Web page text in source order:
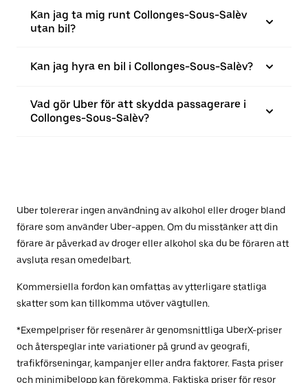
Kan jag ta mig runt Collonges-Sous-Salèv
utan bil?
Kan jag hyra en bil i Collonges-Sous-Salèv?
Vad gör Uber för att skydda passagerare i
Collonges-Sous-Salèv?
Uber tolererar ingen användning av alkohol eller droger bland
förare som använder Uber-appen. Om du misstänker att din
förare är påverkad av droger eller alkohol ska du be föraren att
avsluta resan omedelbart.
Kommersiella fordon kan omfattas av ytterligare statliga
skatter som kan tillkomma utöver vägtullen.
*Exempelpriser för resenärer är genomsnittliga UberX-priser
och återspeglar inte variationer på grund av geografi,
trafikförseningar, kampanjer eller andra faktorer. Fasta priser
och minimibelopp kan förekomma. Faktiska priser för resor